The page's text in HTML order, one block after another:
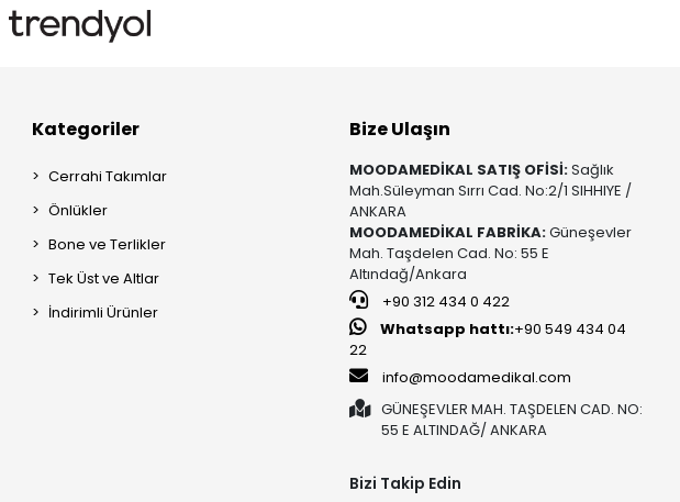
Kategoriler
Cerrahi Takımlar
Önlükler
Bone ve Terlikler
Tek Üst ve Altlar
İndirimli Ürünler
Bize Ulaşın
MOODAMEDİKAL SATIŞ OFİSİ:Sağlık
Mah.Süleyman Sırrı Cad. No:2/1 SIHHIYE /
ANKARA
MOODAMEDİKAL FABRİKA:Güneşevler
Mah. Taşdelen Cad. No: 55 E
Altındağ/Ankara
+90 312 434 0 422
Whatsapp hattı:+90 549 434 04
22
info@moodamedikal.com
GÜNEŞEVLER MAH. TAŞDELEN CAD. NO:
55 E ALTINDAĞ/ ANKARA
Bizi Takip Edin